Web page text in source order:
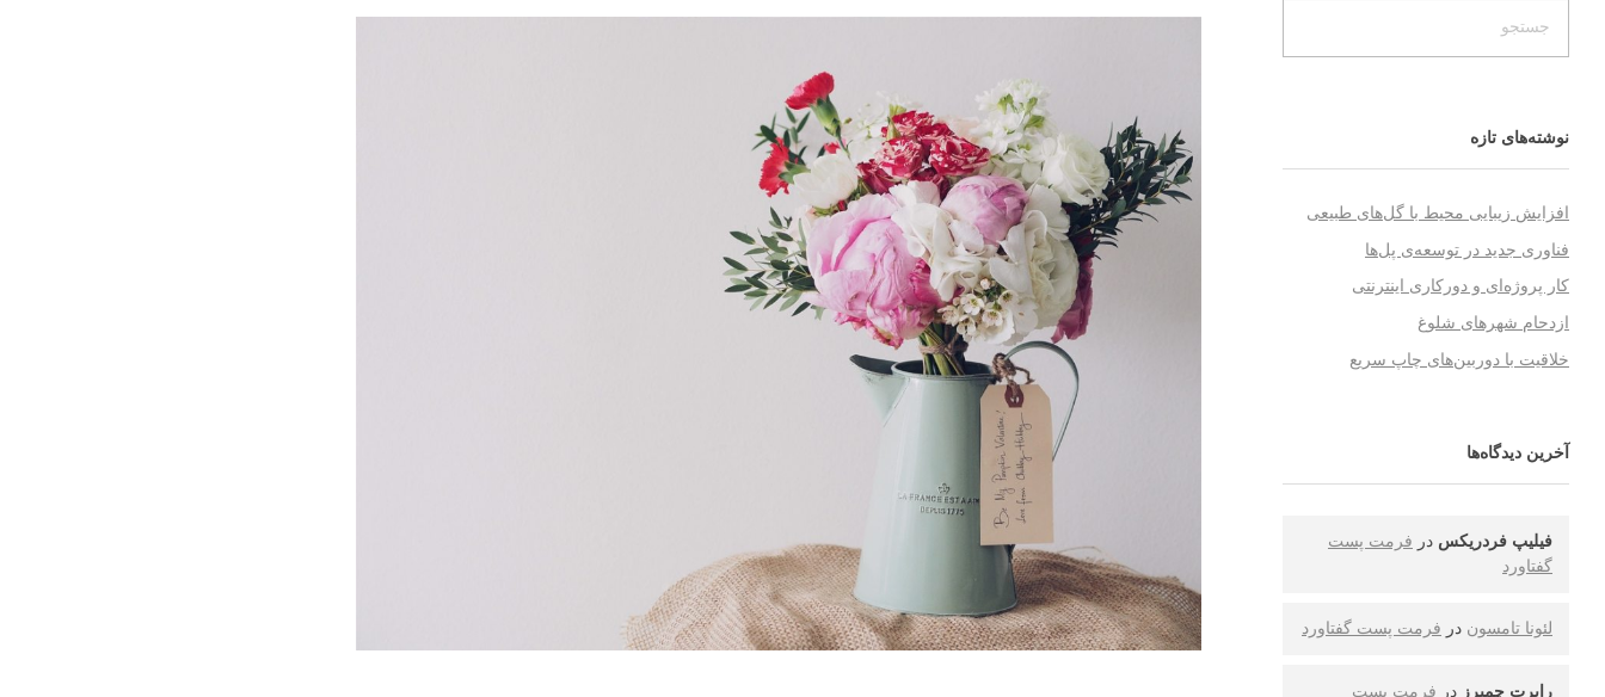
نوشته‌های تازه
افزایش زیبایی محیط با گل‌های طبیعی
فناوری جدید در توسعه‌ی پل‌ها
کار پروژه‌ای و دورکاری اینترنتی
ازدحام شهرهای شلوغ
خلاقیت با دوربین‌های چاپ سریع
آخرین دیدگاه‌ها
فیلیپ فردریکس در فرمت پست
گفتاورد
لئونا تامسون در فرمت پست گفتاورد
رابرت چمبرز در فرمت پست